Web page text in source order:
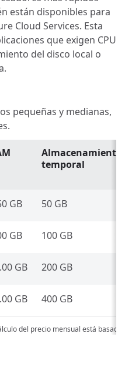
están disponibles para
Cloud Services. Esta
que exigen CPU
del disco local o
pequeñas y medianas,
Almacenamiento
temporal
GB 50 GB
GB 100 GB
GB 200 GB
GB 400 GB
del precio mensual está